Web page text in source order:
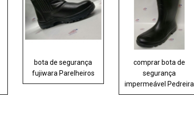
bota de segurança
fujiwara Parelheiros
comprar bota de
segurança
impermeável Pedreira